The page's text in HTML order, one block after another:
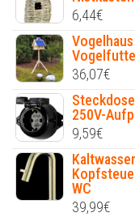
6,44€
36,07€
250V-
9,59€
WC
39,99€